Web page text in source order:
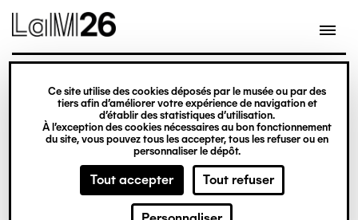
Gestion des cookies
Ce site utilise des cookies déposés par le musée ou par des
tiers afin d’améliorer votre expérience de navigation et
d’établir des statistiques d’utilisation.
À l’exception des cookies nécessaires au bon fonctionnement
du site, vous pouvez tous les accepter, tous les refuser ou en
personnaliser le dépôt.
Tout accepter Tout refuser
contenu